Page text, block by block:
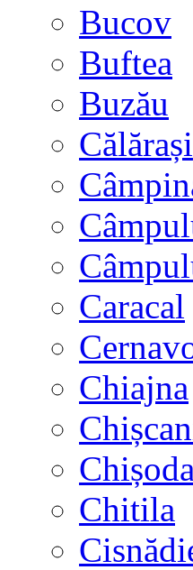
Bucov
Buftea
Buzău
Călărași
Caracal
Chiajna
Chișoda
Chitila